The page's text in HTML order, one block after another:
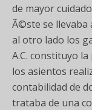
de mayor
Ã©ste se llevaba
al otro lado los
A.C. constituyo
los asientos
contabilidad de
trataba de una